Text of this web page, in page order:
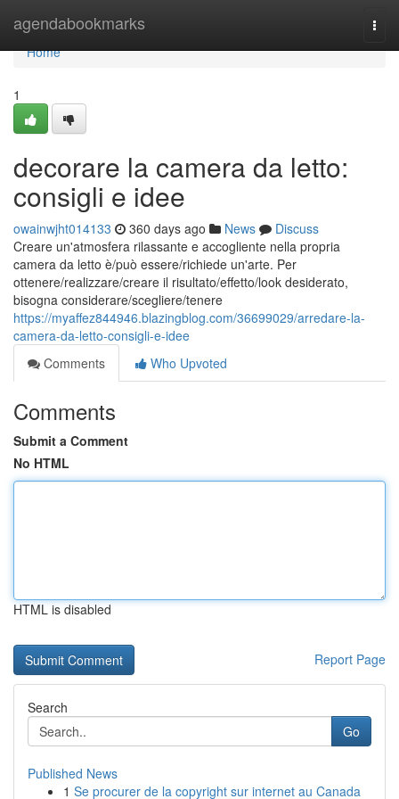
agendabookmarks
Home
Home
1
decorare la camera da letto:
consigli e idee
owainwjht014133 360 days ago News
Discuss
Creare un'atmosfera rilassante e accogliente nella propria
camera da letto è/può essere/richiede un'arte. Per
ottenere/realizzare/creare il risultato/effetto/look desiderato,
bisogna considerare/scegliere/tenere
https://myaffez844946.blazingblog.com/36699029/arredare-la-
camera-da-letto-consigli-e-idee
Comments
Who Upvoted
Comments
Submit a Comment
No HTML
HTML is disabled
Report Page
Search
Go
Published News
1 Se procurer de la copyright sur internet au Canada